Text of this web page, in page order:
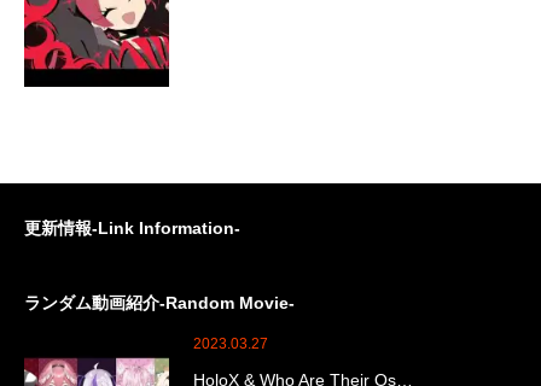
更新情報-Link Information-
ランダム動画紹介-Random Movie-
2023.03.27
HoloX & Who Are Their Os…